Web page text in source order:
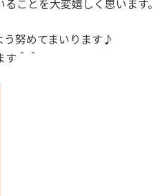
う努めてまいります♪
＾＾